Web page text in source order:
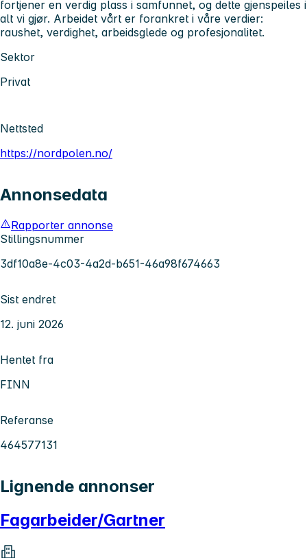
fortjener en verdig plass i samfunnet, og dette gjenspeiles i
alt vi gjør. Arbeidet vårt er forankret i våre verdier:
raushet, verdighet, arbeidsglede og profesjonalitet.
Sektor
Privat
Nettsted
https://nordpolen.no/
Annonsedata
Rapporter annonse
Stillingsnummer
3df10a8e-4c03-4a2d-b651-46a98f674663
Sist endret
12. juni 2026
Hentet fra
FINN
Referanse
464577131
Lignende annonser
Fagarbeider/Gartner